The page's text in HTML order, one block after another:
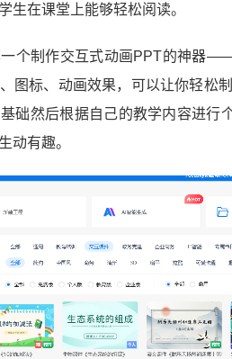
生在课堂上能够轻松阅读。
个制作交互式动画PPT的神器
图标、动画效果，可以让你轻松
础然后根据自己的教学内容进行
动有趣。